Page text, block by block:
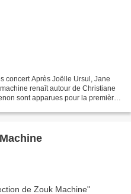
concert Après Joëlle Ursul, Jane
renaît autour de Christiane
sont apparues pour la première